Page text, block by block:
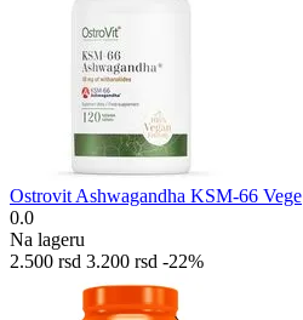
Ostrovit Ashwagandha KSM-66 Vege
0.0
Na lageru
2.500 rsd 3.200 rsd -22%